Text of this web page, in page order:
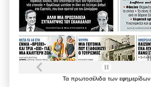
Τα πρωτοσέλιδα των εφημερίδων